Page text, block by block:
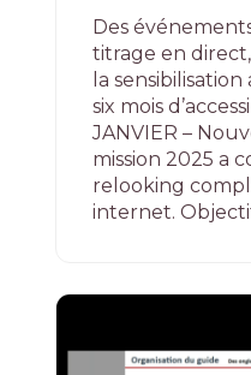
Des
titrage en
la
six mois
JANVIER –
mission 2025 a
relooking
internet.